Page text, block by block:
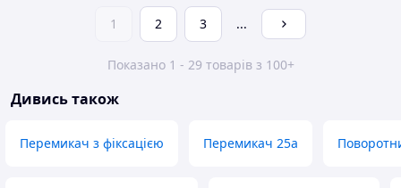
1 2 3 ...
Показано 1 - 29 товарів з 100+
Дивись також
Перемикач з фіксацією Перемикач 25а